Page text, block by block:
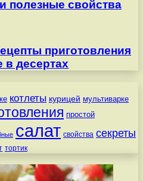
полезные свойства
приготовления
в десертах
котлеты курицей мультиварке
простой
салат свойства секреты
тортик